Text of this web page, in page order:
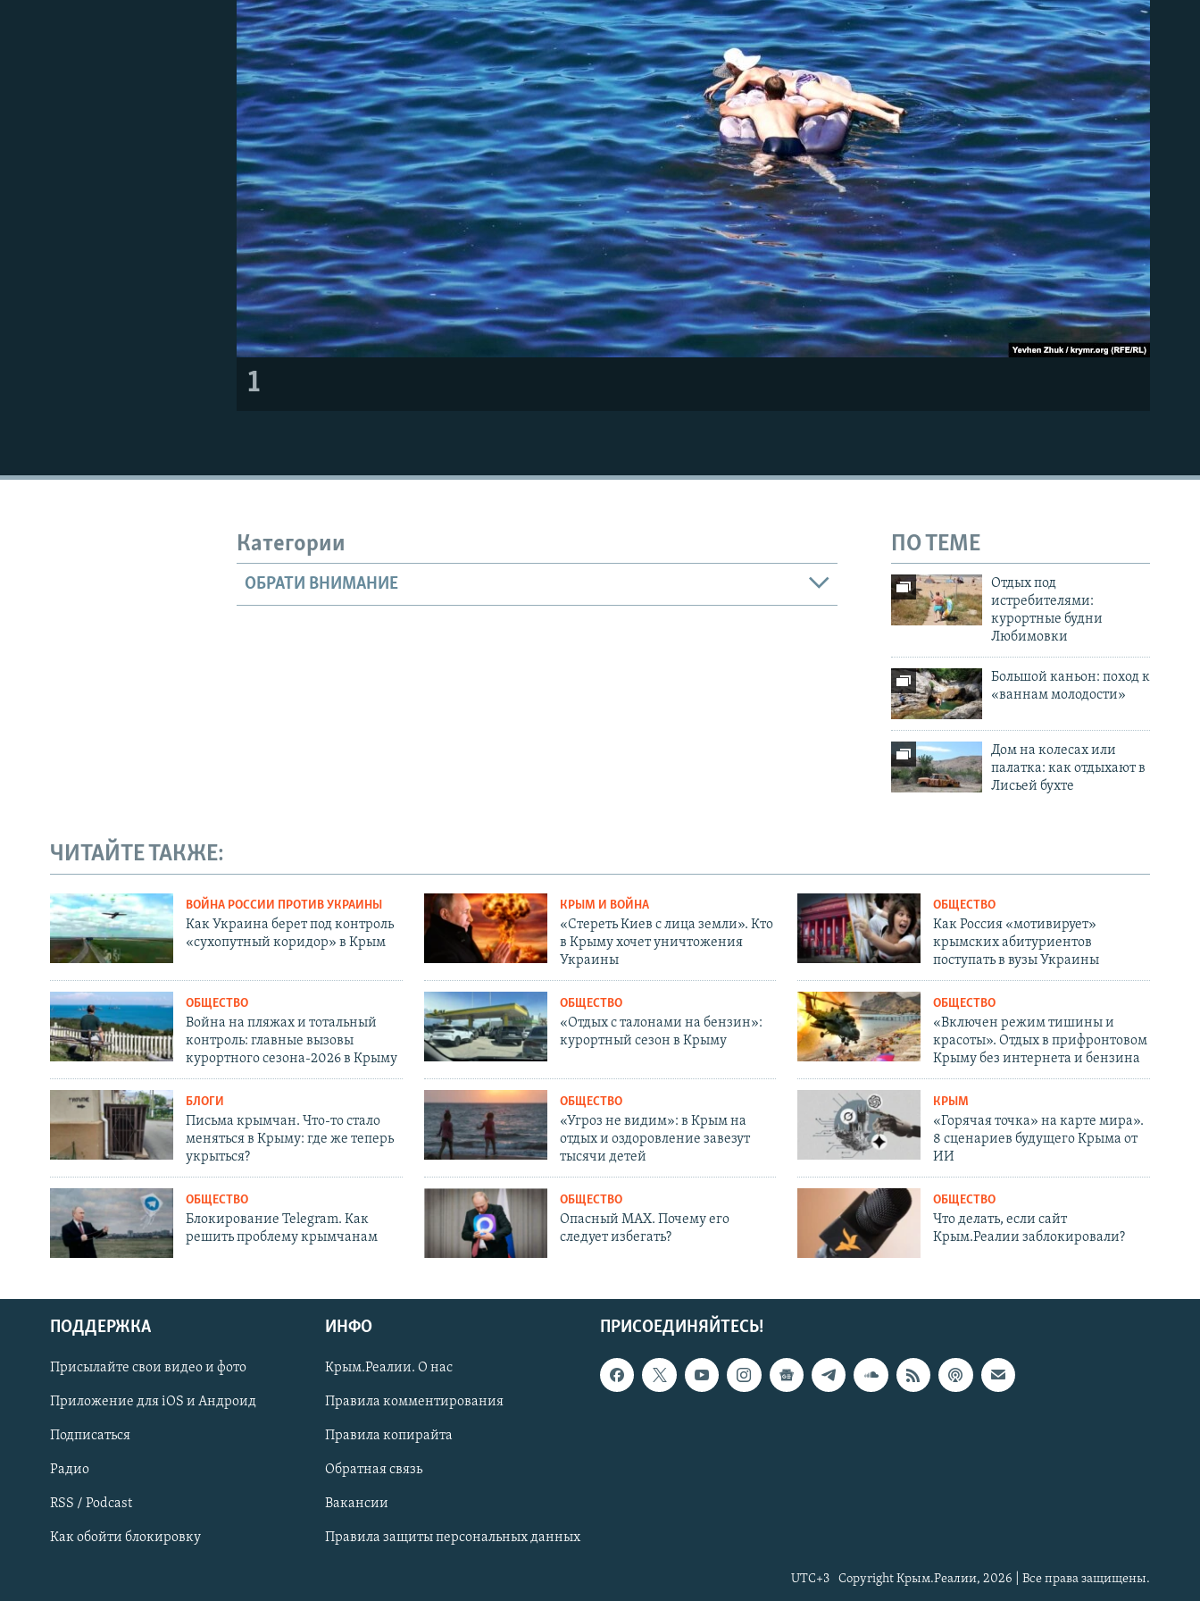
Українською
Qırımtatar
ПРИСОЕДИНЯЙТЕСЬ!
1
ПО ТЕМЕ
Отдых под
истребителями:
курортные будни
Любимовки
Большой каньон: поход к
«ваннам молодости»
Дом на колесах или
палатка: как отдыхают в
Лисьей бухте
Категории
ОБРАТИ ВНИМАНИЕ
ЧИТАЙТЕ ТАКЖЕ:
ВОЙНА РОССИИ ПРОТИВ УКРАИНЫ
Как Украина берет под контроль
«сухопутный коридор» в Крым
КРЫМ И ВОЙНА
«Стереть Киев с лица земли». Кто
в Крыму хочет уничтожения
Украины
ОБЩЕСТВО
Как Россия «мотивирует»
крымских абитуриентов
поступать в вузы Украины
ОБЩЕСТВО
Война на пляжах и тотальный
контроль: главные вызовы
курортного сезона-2026 в Крыму
ОБЩЕСТВО
«Отдых с талонами на бензин»:
курортный сезон в Крыму
ОБЩЕСТВО
«Включен режим тишины и
красоты». Отдых в прифронтовом
Крыму без интернета и бензина
БЛОГИ
Письма крымчан. Что-то стало
меняться в Крыму: где же теперь
укрыться?
ОБЩЕСТВО
«Угроз не видим»: в Крым на
отдых и оздоровление завезут
тысячи детей
КРЫМ
«Горячая точка» на карте мира».
8 сценариев будущего Крыма от
ИИ
ОБЩЕСТВО
Блокирование Telegram. Как
решить проблему крымчанам
ОБЩЕСТВО
Опасный MAX. Почему его
следует избегать?
ОБЩЕСТВО
Что делать, если сайт
Крым.Реалии заблокировали?
ПРИСОЕДИНЯЙТЕСЬ!
ПОДДЕРЖКА
Присылайте свои видео и фото
Приложение для iOS и Андроид
Подписаться
Радио
RSS / Podcast
Как обойти блокировку
ИНФО
Крым.Реалии. О нас
Правила комментирования
Правила копирайта
Обратная связь
Вакансии
Правила защиты персональных данных
Copyright Крым.Реалии, 2026 | Все права защищены.
UTC+3